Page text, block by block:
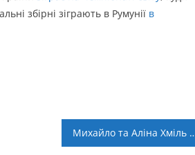
збірні зіграють в Румунії в
Михайло та Аліна Хміль виступлять